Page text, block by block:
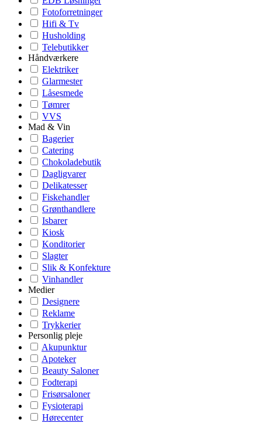
Fotoforretninger
Hifi & Tv
Husholding
Telebutikker
Håndværkere
Elektriker
Glarmester
Låsesmede
Tømrer
VVS
Mad & Vin
Bagerier
Catering
Chokoladebutik
Dagligvarer
Delikatesser
Fiskehandler
Grønthandlere
Isbarer
Kiosk
Konditorier
Slagter
Slik & Konfekture
Vinhandler
Medier
Designere
Reklame
Trykkerier
Personlig pleje
Akupunktur
Apoteker
Beauty Saloner
Fodterapi
Frisørsaloner
Fysioterapi
Hørecenter